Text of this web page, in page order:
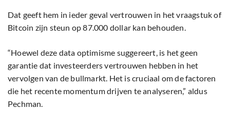
Dat geeft hem in ieder geval vertrouwen in het vraagstuk of
Bitcoin zijn steun op 87.000 dollar kan behouden.
“Hoewel deze data optimisme suggereert, is het geen
garantie dat investeerders vertrouwen hebben in het
vervolgen van de bullmarkt. Het is cruciaal om de factoren
die het recente momentum drijven te analyseren,” aldus
Pechman.